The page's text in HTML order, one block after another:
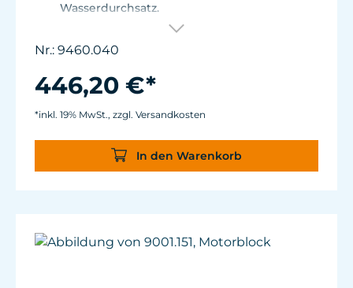
Wasserdurchsatz.
Energieverbrauch: 58 W bei 5.400 l/h
Pumpenausgang mit 1” GAS Gewinde.
Nr.: 9460.040
446,20 €*
*inkl. 19% MwSt., zzgl. Versandkosten
In den Warenkorb